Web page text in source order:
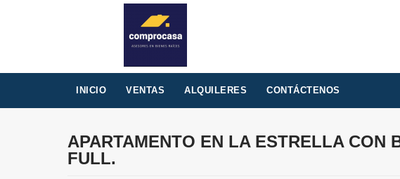
INICIO VENTAS ALQUILERES CONTÁCTENOS
APARTAMENTO EN LA ESTRELLA CON
FULL.